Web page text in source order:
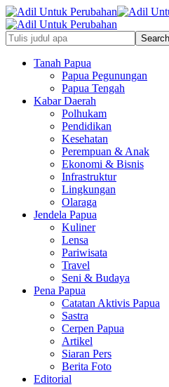
Tanah Papua
Papua Pegunungan
Papua Tengah
Kabar Daerah
Polhukam
Pendidikan
Kesehatan
Perempuan & Anak
Ekonomi & Bisnis
Infrastruktur
Lingkungan
Olaraga
Jendela Papua
Kuliner
Lensa
Pariwisata
Travel
Seni & Budaya
Pena Papua
Catatan Aktivis Papua
Sastra
Cerpen Papua
Artikel
Siaran Pers
Berita Foto
Editorial